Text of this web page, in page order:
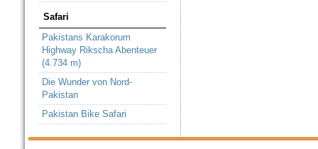
Safari
Pakistans Karakorum
Highway Rikscha Abenteuer
(4.734 m)
Die Wunder von Nord-
Pakistan
Pakistan Bike Safari